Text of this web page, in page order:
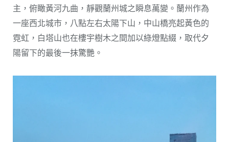
主，俯瞰黃河九曲，靜觀蘭州城之瞬息萬變。蘭州作為
一座西北城市，八點左右太陽下山，中山橋亮起黃色的
霓虹，白塔山也在樓宇樹木之間加以綠燈點綴，取代夕
陽留下的最後一抹驚艷。